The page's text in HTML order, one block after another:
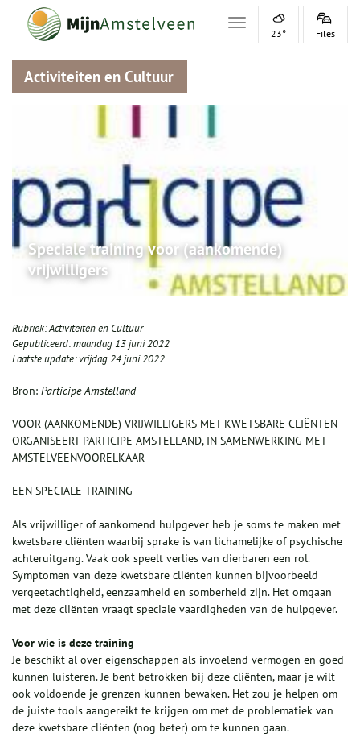
Toggle navigation
23° Files
Activiteiten en Cultuur
Speciale training voor (aankomende)
vrijwilligers
Rubriek:Activiteiten en Cultuur
Gepubliceerd:maandag 13 juni 2022
Laatste update:vrijdag 24 juni 2022
Bron: Participe Amstelland
VOOR (AANKOMENDE) VRIJWILLIGERS MET KWETSBARE CLIËNTEN
ORGANISEERT PARTICIPE AMSTELLAND, IN SAMENWERKING MET
AMSTELVEENVOORELKAAR
EEN SPECIALE TRAINING
Als vrijwilliger of aankomend hulpgever heb je soms te maken met
kwetsbare cliënten waarbij sprake is van lichamelijke of psychische
achteruitgang. Vaak ook speelt verlies van dierbaren een rol.
Symptomen van deze kwetsbare cliënten kunnen bijvoorbeeld
vergeetachtigheid, eenzaamheid en somberheid zijn. Het omgaan
met deze cliënten vraagt speciale vaardigheden van de hulpgever.
Voor wie is deze training
Je beschikt al over eigenschappen als invoelend vermogen en goed
kunnen luisteren. Je bent betrokken bij deze cliënten, maar je wilt
ook voldoende je grenzen kunnen bewaken. Het zou je helpen om
de juiste tools aangereikt te krijgen om met de problematiek van
deze kwetsbare cliënten (nog beter) om te kunnen gaan.